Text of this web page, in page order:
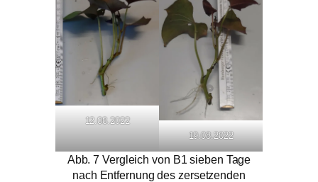
12.08.2022
19.08.2022
Abb. 7 Vergleich von B1 sieben Tage
nach Entfernung des zersetzenden